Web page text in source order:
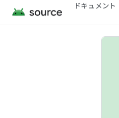
ドキュメント